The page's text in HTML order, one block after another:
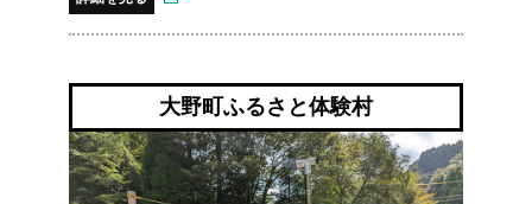
大野町ふるさと体験村